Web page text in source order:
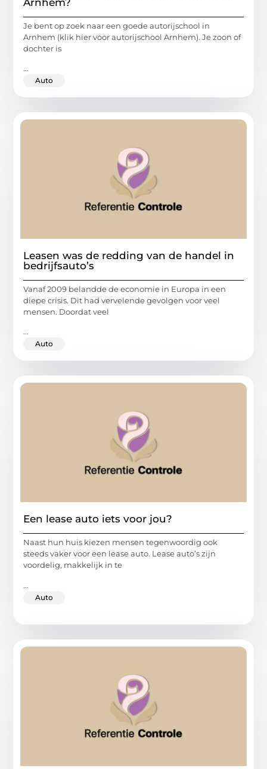
Je bent op zoek naar een goede autorijschool in
Arnhem (klik hier voor autorijschool Arnhem). Je zoon of
dochter is
...
Auto
Leasen was de redding van de handel in
bedrijfsauto’s
Vanaf 2009 belandde de economie in Europa in een
diepe crisis. Dit had vervelende gevolgen voor veel
mensen. Doordat veel
...
Auto
Een lease auto iets voor jou?
Naast hun huis kiezen mensen tegenwoordig ook
steeds vaker voor een lease auto. Lease auto’s zijn
voordelig, makkelijk in te
...
Auto